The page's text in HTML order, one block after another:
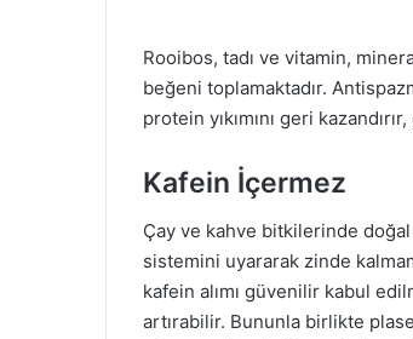
Rooibos, tadı ve vitamin,
beğeni toplamaktadır.
protein yıkımını geri
Kafein İçermez
Çay ve kahve bitkilerinde
sistemini uyararak zinde
kafein alımı güvenilir kabul
artırabilir. Bununla birlikte